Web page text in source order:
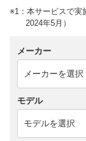
※1：本サービスで実
2024年5月）
メーカー
モデル